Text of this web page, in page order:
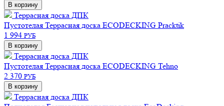
В корзину
Террасная доска ДПК
Пустотелая Террасная доска ECODECKING Pracktik
1 994 РУБ
В корзину
Террасная доска ДПК
Пустотелая Террасная доска ECODECKING Tehno
2 370 РУБ
В корзину
Террасная доска ДПК